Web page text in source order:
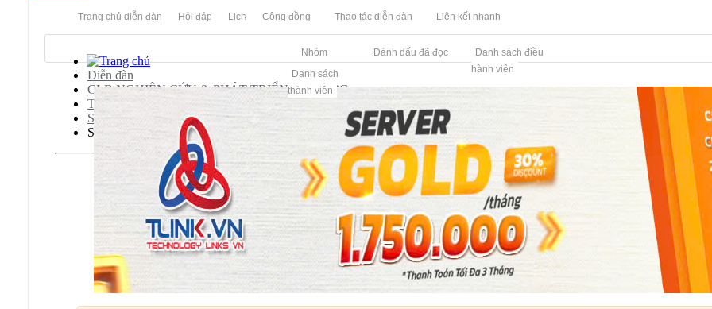
Trang chủ diễn đàn Hỏi đáp Lịch Cộng đồng
Nhóm
Danh sách
thành viên
Thao tác diễn đàn
Đánh dấu đã đọc
Liên kết nhanh
Danh sách điều
hành viên
Diễn đàn
CLB NGHIÊN CỨU & PHÁT TRIỂN MMORPG
Thiên Long Bát Bộ
Scripts
Script NPC hỗn chiến :D